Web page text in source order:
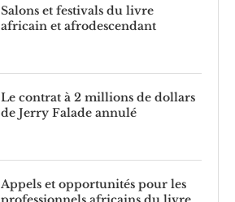
Salons et festivals du livre
africain et afrodescendant
Le contrat à 2 millions de dollars
de Jerry Falade annulé
Appels et opportunités pour les